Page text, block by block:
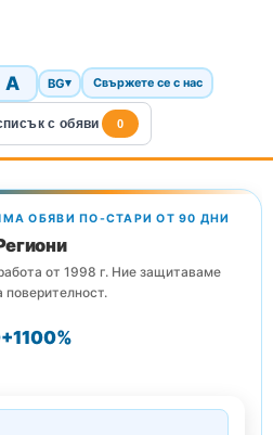
A BG▾ Свържете се с нас
с обяви 0
ОБЯВИ ПО-СТАРИ ОТ 90 ДНИ
от 1998 г. Ние защитаваме
поверителност.
1100%